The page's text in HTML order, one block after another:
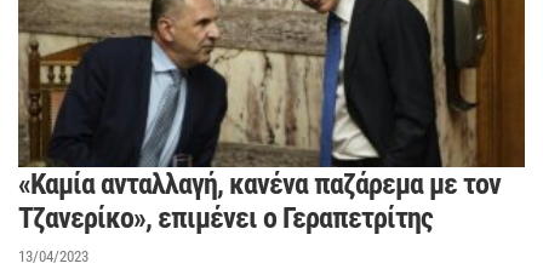
«Καμία ανταλλαγή, κανένα παζάρεμα με τον
Τζανερίκο», επιμένει ο Γεραπετρίτης
13/04/2023